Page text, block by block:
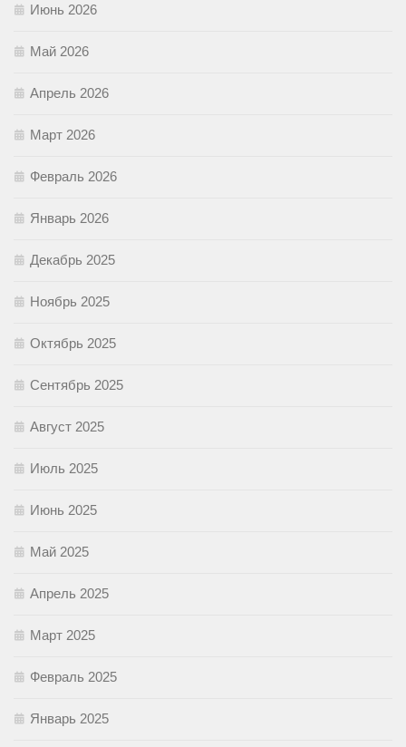
Июнь 2026
Май 2026
Апрель 2026
Март 2026
Февраль 2026
Январь 2026
Декабрь 2025
Ноябрь 2025
Октябрь 2025
Сентябрь 2025
Август 2025
Июль 2025
Июнь 2025
Май 2025
Апрель 2025
Март 2025
Февраль 2025
Январь 2025